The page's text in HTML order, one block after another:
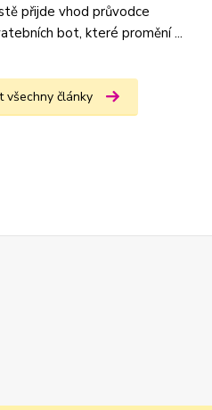
přijde vhod průvodce
bot, které promění ...
všechny články